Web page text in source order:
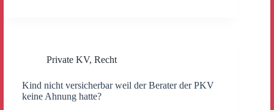
Private KV, Recht
Kind nicht versicherbar weil der Berater der PKV
keine Ahnung hatte?